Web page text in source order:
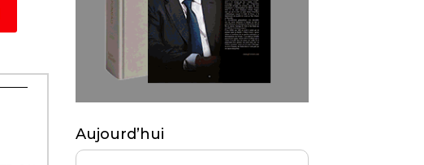
Aujourd’hui